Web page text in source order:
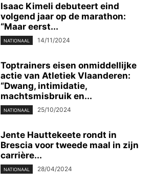
Isaac Kimeli debuteert eind
volgend jaar op de marathon:
“Maar eerst...
NATIONAAL 14/11/2024
Toptrainers eisen onmiddellijke
actie van Atletiek Vlaanderen:
“Dwang, intimidatie,
machtsmisbruik en...
NATIONAAL 25/10/2024
Jente Hauttekeete rondt in
Brescia voor tweede maal in zijn
carrière...
NATIONAAL 28/04/2024